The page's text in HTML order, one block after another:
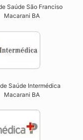
Saúde São Franciso
Macarani BA​
Saúde Intermédica
Macarani BA​